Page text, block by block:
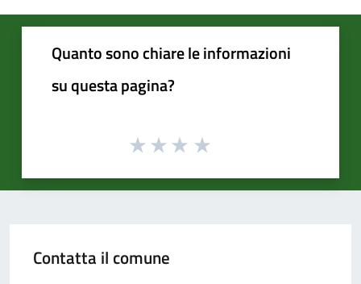
Quanto sono chiare le informazioni
su questa pagina?
Contatta il comune